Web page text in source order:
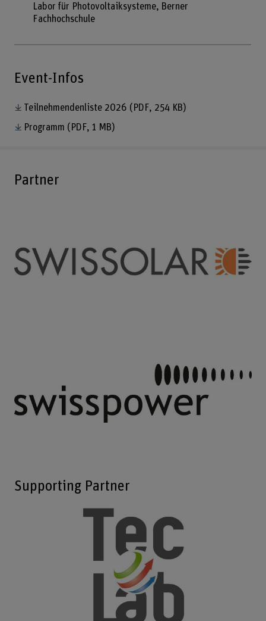
Labor für Photovoltaiksysteme, Berner
Fachhochschule
Event-Infos
Teilnehmendenliste 2026 (PDF, 254 KB)
Programm (PDF, 1 MB)
Partner
Supporting Partner